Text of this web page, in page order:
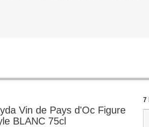
Vin de Pays d'Oc Figure
BLANC 75cl
7